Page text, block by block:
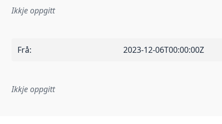
Ikkje oppgitt
Frå: 2023-12-06T00:00:00Z
eller anna spesifikasjon som ligg til
Ikkje oppgitt